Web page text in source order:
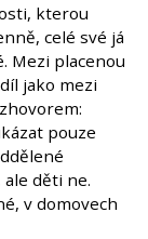
kterou
celé své já
Mezi placenou
jako mezi
pouze
děti ne.
v domovech